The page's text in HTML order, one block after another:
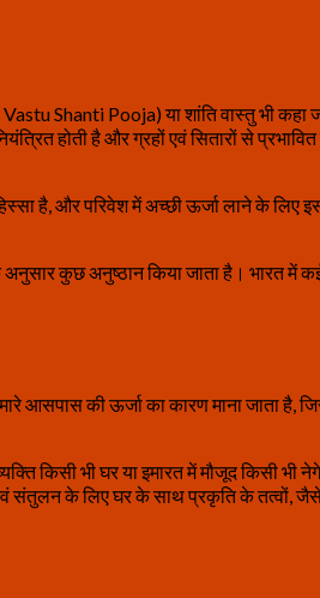
Shanti Pooja) या शांति वास्तु भी कहा
होती है और ग्रहों एवं सितारों से
है, और परिवेश में अच्छी ऊर्जा लाने के लिए
कुछ अनुष्ठान किया जाता है। भारत में कई
आसपास की ऊर्जा का कारण माना जाता है,
किसी भी घर या इमारत में मौजूद किसी भी
संतुलन के लिए घर के साथ प्रकृति के तत्वों, जैसे